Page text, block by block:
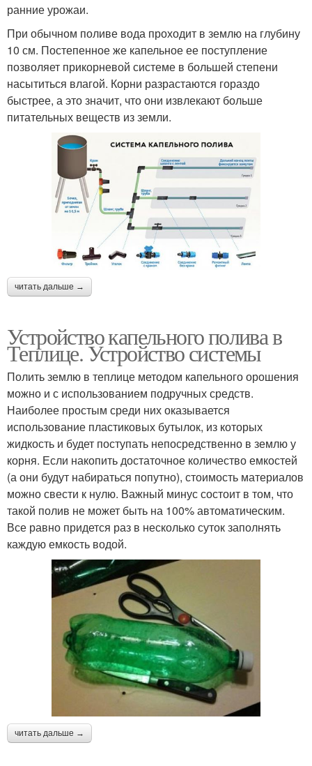
ранние урожаи.
При обычном поливе вода проходит в землю на глубину
10 см. Постепенное же капельное ее поступление
позволяет прикорневой системе в большей степени
насытиться влагой. Корни разрастаются гораздо
быстрее, а это значит, что они извлекают больше
питательных веществ из земли.
читать дальше →
Устройство капельного полива в
Теплице. Устройство системы
Полить землю в теплице методом капельного орошения
можно и с использованием подручных средств.
Наиболее простым среди них оказывается
использование пластиковых бутылок, из которых
жидкость и будет поступать непосредственно в землю у
корня. Если накопить достаточное количество емкостей
(а они будут набираться попутно), стоимость материалов
можно свести к нулю. Важный минус состоит в том, что
такой полив не может быть на 100% автоматическим.
Все равно придется раз в несколько суток заполнять
каждую емкость водой.
читать дальше →